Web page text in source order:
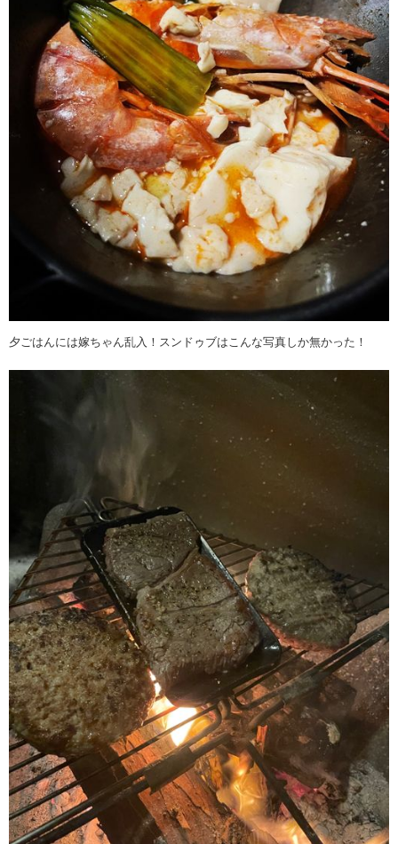
夕ごはんには嫁ちゃん乱入！スンドゥブはこんな写真しか無かった！